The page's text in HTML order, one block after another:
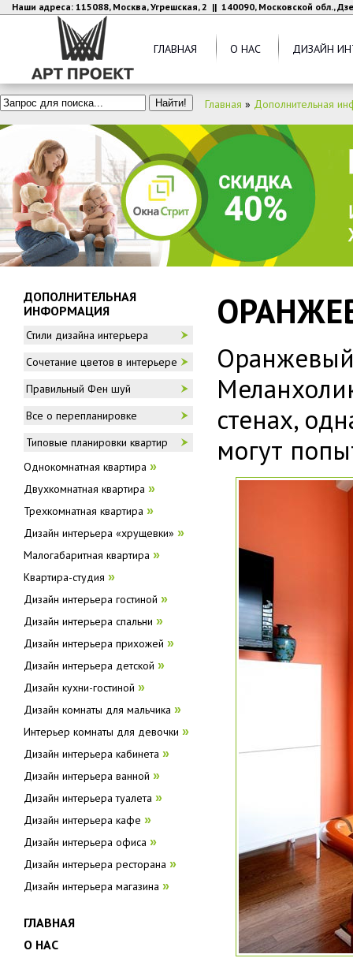
Наши адреса: 115088, Москва, Угрешская, 2 || 140090, Московской обл.,
ГЛАВНАЯ О НАС ДИЗАЙН
Главная » Дополнительная
стенах,
могут
ДОПОЛНИТЕЛЬНАЯ
ИНФОРМАЦИЯ
Стили дизайна интерьера
Сочетание цветов в интерьере
Правильный Фен шуй
Все о перепланировке
Типовые планировки квартир
Однокомнатная квартира »
Двухкомнатная квартира »
Трехкомнатная квартира »
Дизайн интерьера «хрущевки» »
Малогабаритная квартира »
Квартира-студия »
Дизайн интерьера гостиной »
Дизайн интерьера спальни »
Дизайн интерьера прихожей »
Дизайн интерьера детской »
Дизайн кухни-гостиной »
Дизайн комнаты для мальчика »
Интерьер комнаты для девочки »
Дизайн интерьера кабинета »
Дизайн интерьера ванной »
Дизайн интерьера туалета »
Дизайн интерьера кафе »
Дизайн интерьера офиса »
Дизайн интерьера ресторана »
Дизайн интерьера магазина »
ГЛАВНАЯ
О НАС